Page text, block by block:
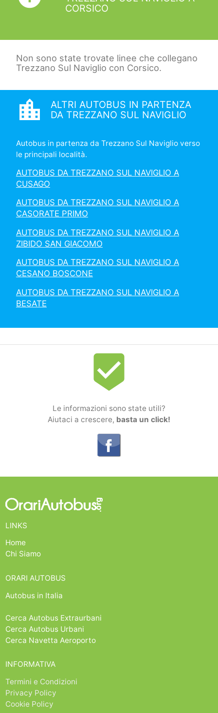
CORSICO
Non sono state trovate linee che collegano
Trezzano Sul Naviglio con Corsico.
location_city
ALTRI AUTOBUS IN PARTENZA
DA TREZZANO SUL NAVIGLIO
Autobus in partenza da Trezzano Sul Naviglio verso
le principali località.
AUTOBUS DA TREZZANO SUL NAVIGLIO A
CUSAGO
AUTOBUS DA TREZZANO SUL NAVIGLIO A
CASORATE PRIMO
AUTOBUS DA TREZZANO SUL NAVIGLIO A
ZIBIDO SAN GIACOMO
AUTOBUS DA TREZZANO SUL NAVIGLIO A
CESANO BOSCONE
AUTOBUS DA TREZZANO SUL NAVIGLIO A
BESATE
beenhere
Le informazioni sono state utili?
Aiutaci a crescere, basta un click!
LINKS
Home
Chi Siamo
ORARI AUTOBUS
Autobus in Italia
Cerca Autobus Extraurbani
Cerca Autobus Urbani
Cerca Navetta Aeroporto
INFORMATIVA
Termini e Condizioni
Privacy Policy
Cookie Policy